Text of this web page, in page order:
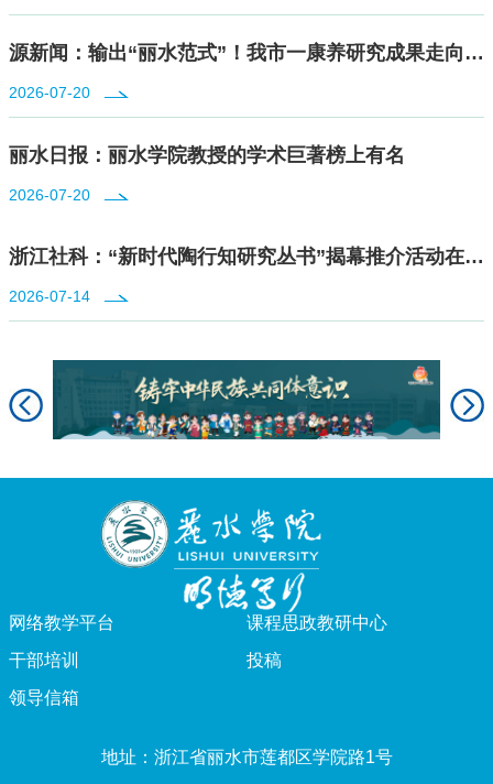
源新闻：输出“丽水范式”！我市一康养研究成果走向全国
2026-07-20
丽水日报：丽水学院教授的学术巨著榜上有名
2026-07-20
浙江社科：“新时代陶行知研究丛书”揭幕推介活动在丽水学院举行
2026-07-14
网络教学平台
课程思政教研中心
干部培训
投稿
领导信箱
地址：浙江省丽水市莲都区学院路1号